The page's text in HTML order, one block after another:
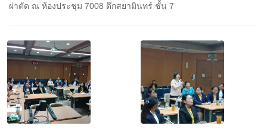
ผ่าตัด ณ ห้องประชุม 7008 ตึกสยามินทร์ ชั้น 7